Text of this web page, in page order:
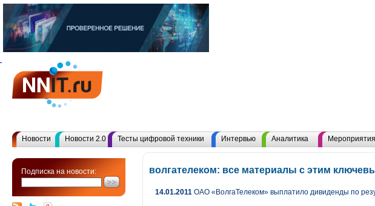
Новости Новости 2.0 Тесты цифровой техники Интервью Аналитика Мероприятия
Подписка на новости: волгателеком: все материалы с этим
14.01.2011 ОАО «ВолгаТелеком» выплатило дивиденды по